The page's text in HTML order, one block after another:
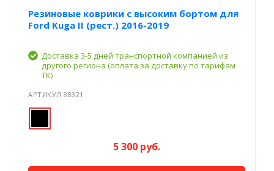
Резиновые коврики с высоким бортом для
Ford Kuga II (рест.) 2016-2019
Доставка 3-5 дней транспортной компанией из
другого региона (оплата за доставку по тарифам
ТК)
АРТИКУЛ 88321
5 300 руб.